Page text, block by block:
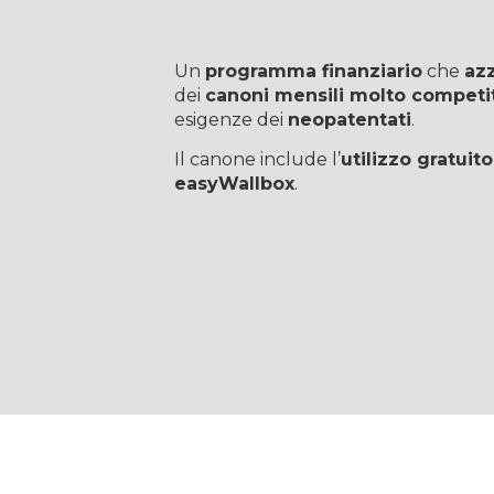
Un programma finanziario che
dei canoni mensili molto
esigenze dei neopatentati.
Il canone include l’utilizzo gratuito
easyWallbox.